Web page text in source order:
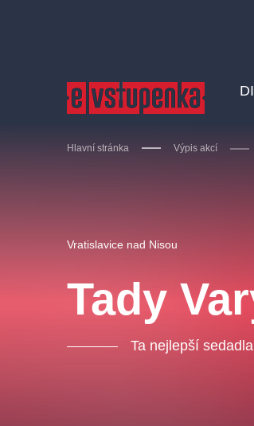
Hlavní stránka Výpis akcí
Vratislavice nad Nisou
Tady
Ta nejlepší
divadlo